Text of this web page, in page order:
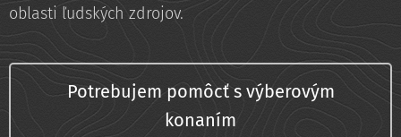
oblasti ľudských zdrojov.
Potrebujem pomôcť s výberovým
konaním